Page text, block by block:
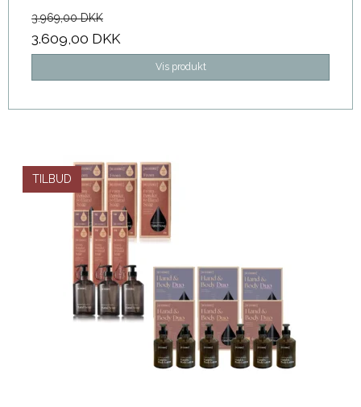
3.969,00 DKK
3.609,00 DKK
Vis produkt
TILBUD